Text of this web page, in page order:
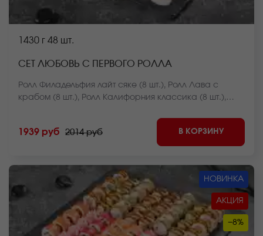
1430 г 48 шт.
СЕТ ЛЮБОВЬ С ПЕРВОГО РОЛЛА
Ролл Филадельфия лайт сяке (8 шт.), Ролл Лава с
крабом (8 шт.), Ролл Калифорния классика (8 шт.),
шт.), Ролл Чикен темпура (8 шт.). *Внешний вид блюда
может отличаться от фото на сайте.
1939 руб 2014 руб В КОРЗИНУ
НОВИНКА
АКЦИЯ
−8%